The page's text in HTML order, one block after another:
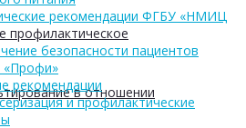
профилактическое
в отношении
рекомендации ФГБУ «НМИЦ
безопасности пациентов
«Профи»
рекомендации
и профилактические